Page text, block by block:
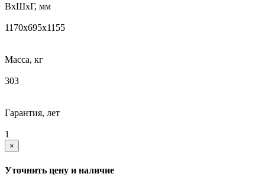
ВхШхГ, мм
1170x695x1155
Масса, кг
303
Гарантия, лет
1
×
Уточнить цену и наличие